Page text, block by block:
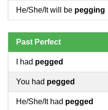
He/She/It will be pegging
Past Perfect
I had pegged
You had pegged
He/She/It had pegged